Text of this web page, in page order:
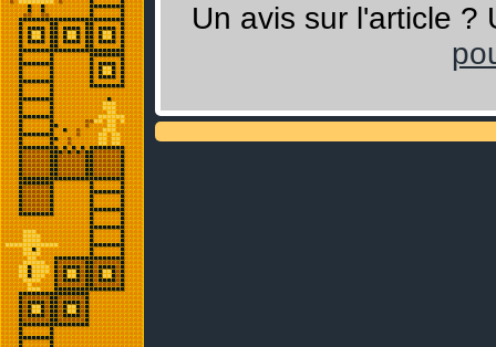
Un avis sur l'article